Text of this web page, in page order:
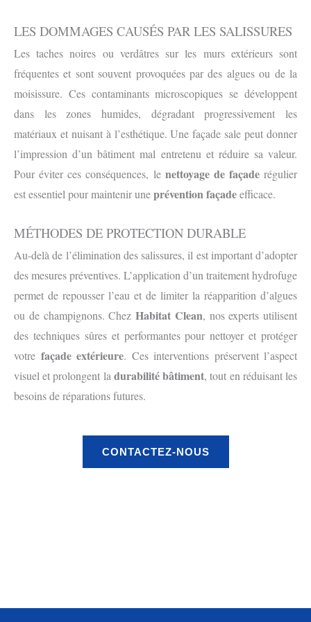
LES DOMMAGES CAUSÉS PAR LES SALISSURES
Les taches noires ou verdâtres sur les murs extérieurs sont
fréquentes et sont souvent provoquées par des algues ou de la
moisissure. Ces contaminants microscopiques se développent
dans les zones humides, dégradant progressivement les
matériaux et nuisant à l’esthétique. Une façade sale peut donner
l’impression d’un bâtiment mal entretenu et réduire sa valeur.
Pour éviter ces conséquences, le nettoyage de façaderégulier
est essentiel pour maintenir uneprévention façadeefficace.
MÉTHODES DE PROTECTION DURABLE
Au-delà de l’élimination des salissures, il est important d’adopter
des mesures préventives. L’application d’un traitement hydrofuge
permet de repousser l’eau et de limiter la réapparition d’algues
ou de champignons. Chez Habitat Clean, nos experts utilisent
des techniques sûres et performantes pour nettoyer et protéger
votre façade extérieure. Ces interventions préservent l’aspect
visuel et prolongent la durabilité bâtiment, tout en réduisant les
besoins de réparations futures.
CONTACTEZ-NOUS